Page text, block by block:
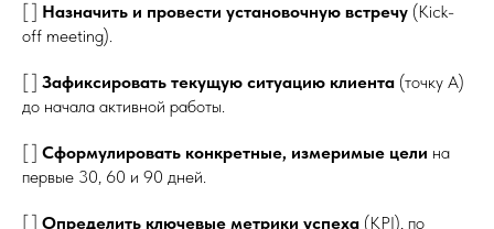
[ ] Назначить и провести установочную встречу (Kick-
off meeting).
[ ] Зафиксировать текущую ситуацию клиента (точку А)
до начала активной работы.
[ ] Сформулировать конкретные, измеримые цели на
первые 30, 60 и 90 дней.
[ ] Определить ключевые метрики успеха (KPI), по